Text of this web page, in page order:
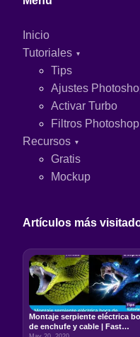
Inicio
Tutoriales
Tips
Ajustes
Activar Turbo
Filtros Photoshop
Recursos
Gratis
Mockup
Artículos más
Montaje serpiente eléctrica
de enchufe y cable | Fast